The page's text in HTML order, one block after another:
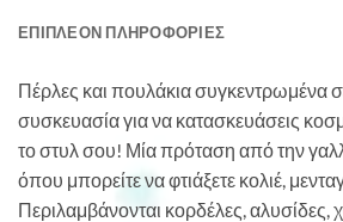
ΕΠΙΠΛΈΟΝ ΠΛΗΡΟΦΟΡΊΕΣ
Πέρλες και πουλάκια συγκεντρωμένα
συσκευασία για να κατασκευάσεις
το στυλ σου! Μία πρόταση από την
όπου μπορείτε να φτιάξετε κολιέ,
Περιλαμβάνονται κορδέλες, αλυσίδες,